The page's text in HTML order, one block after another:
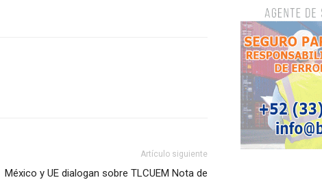
Artículo siguiente
México y UE dialogan sobre TLCUEM Nota de